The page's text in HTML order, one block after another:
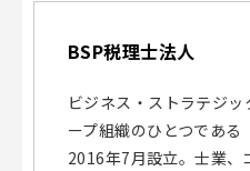
BSP税理士法人
ビジネス・ストラテジ
ープ組織のひとつであ
2016年7月設立。士業、